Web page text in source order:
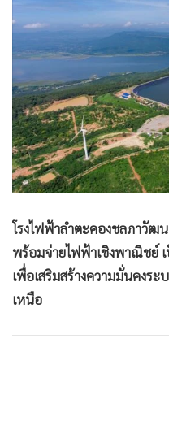
•
ท่องเที่ยว
• กีฬา
• ต่างประเทศ
• Special Scoop
• เศรษฐกิจ-ธุรกิจ
• จีน
• ชุมชน-คุณภาพชีวิต
อาชญากรรม
Motoring
• เกม
โรงไฟฟ้าลำตะคองชลภาวัฒ
พร้อมจ่ายไฟฟ้าเชิงพาณิชย์
เพื่อเสริมสร้างความมั่นคงร
เหนือ